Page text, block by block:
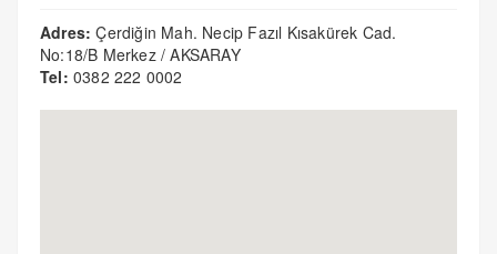
Adres: Çerdiğin Mah. Necip Fazıl Kısakürek Cad.
No:18/B Merkez / AKSARAY
Tel: 0382 222 0002